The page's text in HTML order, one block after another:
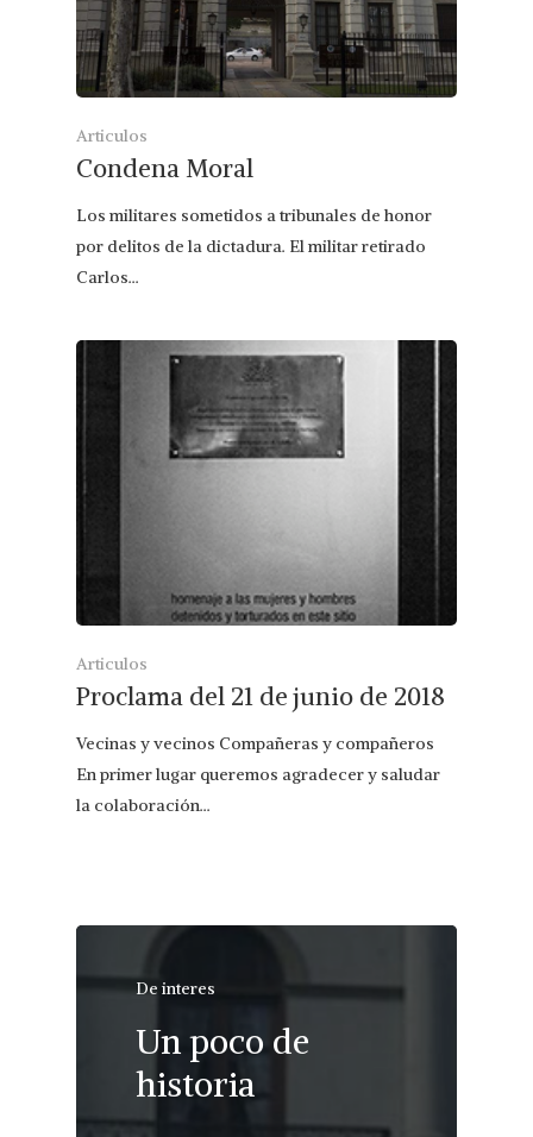
Articulos
Condena Moral
Los militares sometidos a tribunales de honor
por delitos de la dictadura. El militar retirado
Carlos…
Articulos
Proclama del 21 de junio de 2018
Vecinas y vecinos Compañeras y compañeros
En primer lugar queremos agradecer y saludar
la colaboración…
De interes
Un poco de
historia